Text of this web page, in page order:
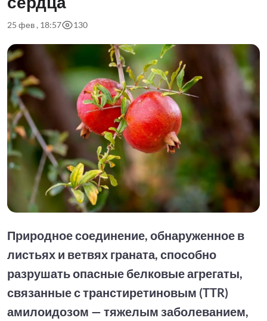
25 фев , 18:57 130
Природное соединение, обнаруженное в
листьях и ветвях граната, способно
разрушать опасные белковые агрегаты,
связанные с транстиретиновым (TTR)
амилоидозом — тяжелым заболеванием,